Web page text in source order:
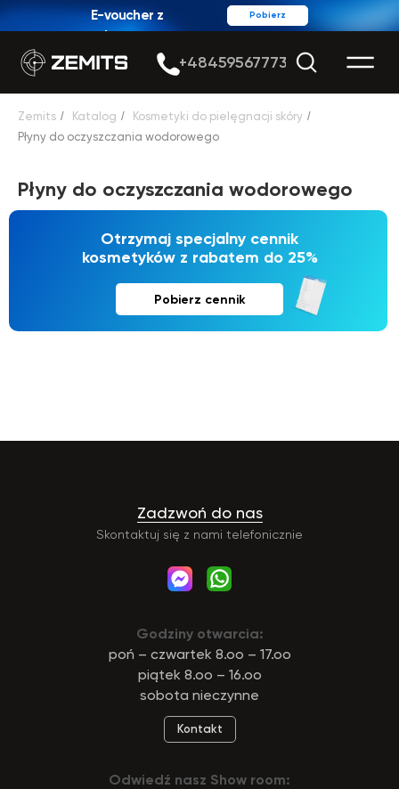
Pobierz
E-voucher z
rabatem
Zemits / Katalog / Kosmetyki do pielęgnacji skóry /
Płyny do oczyszczania wodorowego
Płyny do oczyszczania wodorowego
Pobierz cennik
Otrzymaj specjalny cennik
kosmetyków z rabatem do 25%
Skontaktuj się z nami telefonicznie
Zadzwoń do nas
Godziny otwarcia:
poń – czwartek 8.oo – 17.oo
piątek 8.oo – 16.oo
sobota nieczynne
Odwiedź nasz Show room:
Kontakt